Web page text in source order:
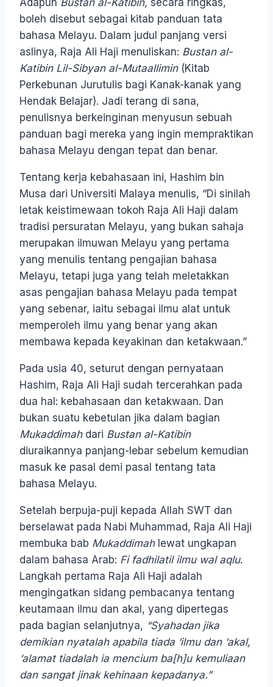
boleh disebut sebagai kitab panduan tata
bahasa Melayu. Dalam judul panjang versi
aslinya, Raja Ali Haji menuliskan: Bustan al-
Katibin Lil-Sibyan al-Mutaallimin(Kitab
Perkebunan Jurutulis bagi Kanak-kanak yang
Hendak Belajar). Jadi terang di sana,
penulisnya berkeinginan menyusun sebuah
panduan bagi mereka yang ingin mempraktikan
bahasa Melayu dengan tepat dan benar.
Tentang kerja kebahasaan ini, Hashim bin
Musa dari Universiti Malaya menulis, “Di sinilah
letak keistimewaan tokoh Raja Ali Haji dalam
tradisi persuratan Melayu, yang bukan sahaja
merupakan ilmuwan Melayu yang pertama
yang menulis tentang pengajian bahasa
Melayu, tetapi juga yang telah meletakkan
asas pengajian bahasa Melayu pada tempat
yang sebenar, iaitu sebagai ilmu alat untuk
memperoleh ilmu yang benar yang akan
membawa kepada keyakinan dan ketakwaan.”
Pada usia 40, seturut dengan pernyataan
Hashim, Raja Ali Haji sudah tercerahkan pada
dua hal: kebahasaan dan ketakwaan. Dan
bukan suatu kebetulan jika dalam bagian
Mukaddimahdari Bustan al-Katibin
diuraikannya panjang-lebar sebelum kemudian
masuk ke pasal demi pasal tentang tata
bahasa Melayu.
Setelah berpuja-puji kepada Allah SWT dan
berselawat pada Nabi Muhammad, Raja Ali Haji
membuka bab Mukaddimahlewat ungkapan
dalam bahasa Arab: Fi fadhilatil ilmu wal aqlu.
Langkah pertama Raja Ali Haji adalah
mengingatkan sidang pembacanya tentang
keutamaan ilmu dan akal, yang dipertegas
pada bagian selanjutnya, “Syahadan jika
demikian nyatalah apabila tiada ‘ilmu dan ‘akal,
‘alamat tiadalah ia mencium ba[h]u kemuliaan
dan sangat jinak kehinaan kepadanya.”